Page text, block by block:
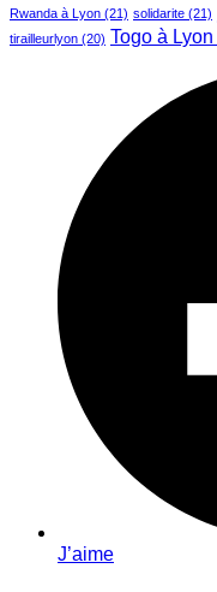
Rwanda à Lyon (21) solidarite (21)
tirailleurlyon (20) Togo à Lyon
J’aime